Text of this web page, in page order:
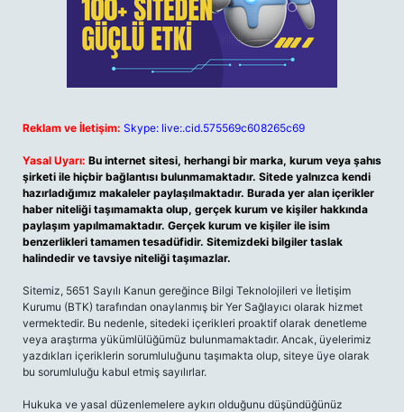
Reklam ve İletişim: Skype: live:.cid.575569c608265c69
Yasal Uyarı: Bu internet sitesi, herhangi bir marka, kurum veya şahıs
şirketi ile hiçbir bağlantısı bulunmamaktadır. Sitede yalnızca kendi
hazırladığımız makaleler paylaşılmaktadır. Burada yer alan içerikler
haber niteliği taşımamakta olup, gerçek kurum ve kişiler hakkında
paylaşım yapılmamaktadır. Gerçek kurum ve kişiler ile isim
benzerlikleri tamamen tesadüfidir. Sitemizdeki bilgiler taslak
halindedir ve tavsiye niteliği taşımazlar.
Sitemiz, 5651 Sayılı Kanun gereğince Bilgi Teknolojileri ve İletişim
Kurumu (BTK) tarafından onaylanmış bir Yer Sağlayıcı olarak hizmet
vermektedir. Bu nedenle, sitedeki içerikleri proaktif olarak denetleme
veya araştırma yükümlülüğümüz bulunmamaktadır. Ancak, üyelerimiz
yazdıkları içeriklerin sorumluluğunu taşımakta olup, siteye üye olarak
bu sorumluluğu kabul etmiş sayılırlar.
Hukuka ve yasal düzenlemelere aykırı olduğunu düşündüğünüz